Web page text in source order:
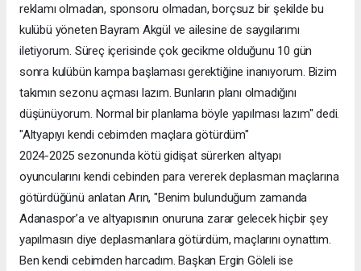
reklamı olmadan, sponsoru olmadan, borçsuz bir şekilde bu
kulübü yöneten Bayram Akgül ve ailesine de saygılarımı
iletiyorum. Süreç içerisinde çok gecikme olduğunu 10 gün
sonra kulübün kampa başlaması gerektiğine inanıyorum. Bizim
takımın sezonu açması lazım. Bunların planı olmadığını
düşünüyorum. Normal bir planlama böyle yapılması lazım" dedi.
"Altyapıyı kendi cebimden maçlara götürdüm"
2024-2025 sezonunda kötü gidişat sürerken altyapı
oyuncularını kendi cebinden para vererek deplasman maçlarına
götürdüğünü anlatan Arın, "Benim bulunduğum zamanda
Adanaspor’a ve altyapısının onuruna zarar gelecek hiçbir şey
yapılmasın diye deplasmanlara götürdüm, maçlarını oynattım.
Ben kendi cebimden harcadım. Başkan Ergin Göleli ise